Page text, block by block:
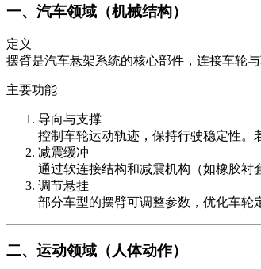
一、汽车领域（机械结构）
定义
摆臂是汽车悬架系统的核心部件，连接车轮
主要功能
导向与支撑
控制车轮运动轨迹，保持行驶稳定性。
减震缓冲
通过软连接结构和减震机构（如橡胶衬
调节悬挂
部分车型的摆臂可调整参数，优化车轮
二、运动领域（人体动作）